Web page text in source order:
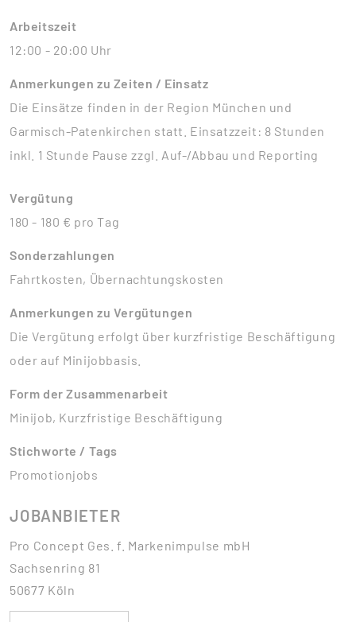
Arbeitszeit
12:00 - 20:00 Uhr
Anmerkungen zu Zeiten / Einsatz
Die Einsätze finden in der Region München und
Garmisch-Patenkirchen statt. Einsatzzeit: 8 Stunden
inkl. 1 Stunde Pause zzgl. Auf-/Abbau und Reporting
Vergütung
180 - 180 € pro Tag
Sonderzahlungen
Fahrtkosten, Übernachtungskosten
Anmerkungen zu Vergütungen
Die Vergütung erfolgt über kurzfristige Beschäftigung
oder auf Minijobbasis.
Form der Zusammenarbeit
Minijob, Kurzfristige Beschäftigung
Stichworte / Tags
Promotionjobs
JOBANBIETER
Pro Concept Ges. f. Markenimpulse mbH
Sachsenring 81
50677 Köln